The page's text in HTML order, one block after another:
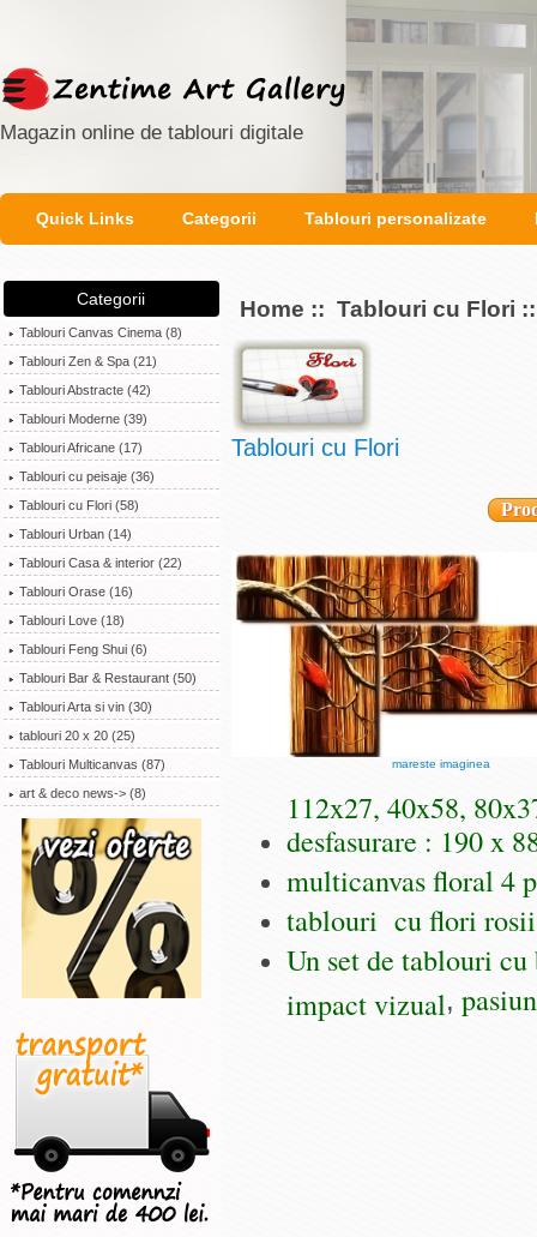
Magazin online de tablouri digitale
Quick Links Categorii Tablouri personalizate
Categorii
Tablouri Canvas Cinema (8)
Tablouri Zen & Spa (21)
Tablouri Abstracte (42)
Tablouri Moderne (39)
Tablouri Africane (17)
Tablouri cu peisaje (36)
Tablouri cu Flori(58)
Tablouri Urban (14)
Tablouri Casa & interior (22)
Tablouri Orase (16)
Tablouri Love (18)
Tablouri Feng Shui (6)
Tablouri Bar & Restaurant (50)
Tablouri Arta si vin (30)
tablouri 20 x 20 (25)
Tablouri Multicanvas (87)
art & deco news-> (8)
Home :: Tablouri cu Flori
Tablouri cu Flori
mareste imaginea
112x27, 40x58,
desfasurare : 190 x
multicanvas floral 4
tablouri cu flori rosii
Un set de tablouri
impact vizual,